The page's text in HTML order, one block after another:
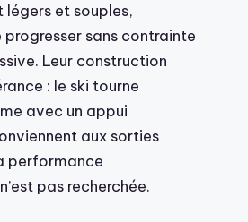
légers et souples,
sans contrainte
Leur construction
: le ski tourne
avec un appui
aux sorties
performance
pas recherchée.